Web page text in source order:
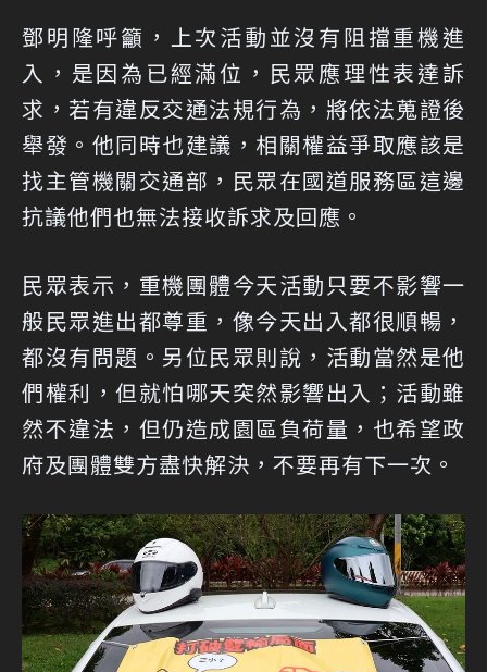
鄧明隆呼籲，上次活動並沒有阻擋重機進
入，是因為已經滿位，民眾應理性表達訴
求，若有違反交通法規行為，將依法蒐證後
舉發。他同時也建議，相關權益爭取應該是
找主管機關交通部，民眾在國道服務區這邊
抗議他們也無法接收訴求及回應。
民眾表示，重機團體今天活動只要不影響一
般民眾進出都尊重，像今天出入都很順暢，
都沒有問題。另位民眾則說，活動當然是他
們權利，但就怕哪天突然影響出入；活動雖
然不違法，但仍造成園區負荷量，也希望政
府及團體雙方盡快解決，不要再有下一次。